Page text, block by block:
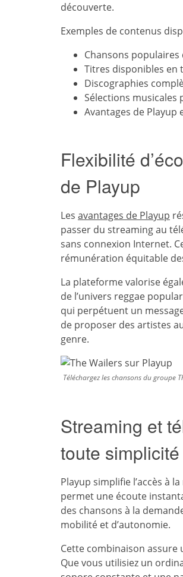
découverte.
Exemples de contenus
Chansons
Titres disponibles en
Discographies
Sélections musicales
Avantages de Playup
Flexibilité
de Playup
Les avantages de Playup
passer du streaming au
sans connexion Internet.
rémunération équitable
La plateforme valorise
de l’univers reggae
qui perpétuent un
de proposer des artistes
genre.
Téléchargez les chansons du groupe
Streaming et
toute simplicité
Playup simplifie l’accès à
permet une écoute
des chansons à la
mobilité et d’autonomie.
Cette combinaison assure
Que vous utilisiez un